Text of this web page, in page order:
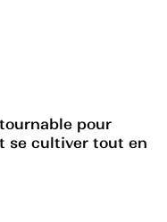
pour
se cultiver tout en